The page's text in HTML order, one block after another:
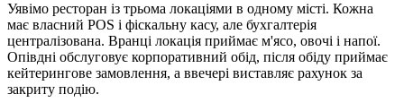
Уявімо ресторан із трьома локаціями в одному місті. Кожна
має власний POS і фіскальну касу, але бухгалтерія
централізована. Вранці локація приймає м'ясо, овочі і напої.
Опівдні обслуговує корпоративний обід, після обіду приймає
кейтерингове замовлення, а ввечері виставляє рахунок за
закриту подію.